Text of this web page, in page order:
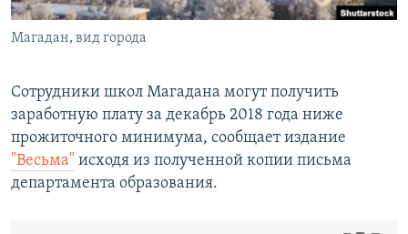
Все сайты РСЕ/РС
Магадан, вид города
Сотрудники школ Магадана могут получить
заработную плату за декабрь 2018 года ниже
прожиточного минимума, сообщает издание
"Весьма" исходя из полученной копии письма
департамента образования.